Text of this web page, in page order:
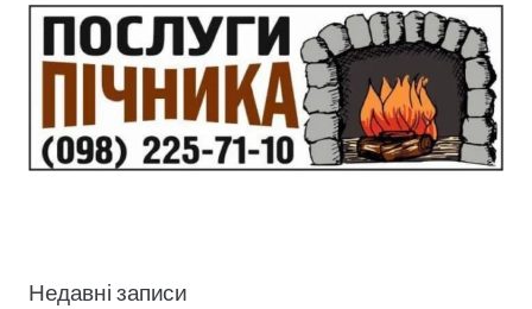
Недавні записи